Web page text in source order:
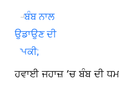
ਹਵਾਈ ਜਹਾਜ਼ ‘ਚ ਬੰਬ ਦੀ